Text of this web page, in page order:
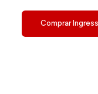
Comprar